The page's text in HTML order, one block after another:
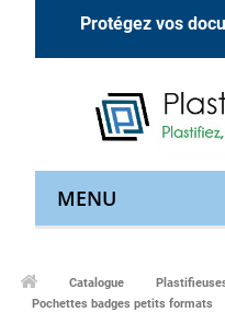
Protégez vos
MENU
Catalogue
Pochettes badges petits formats